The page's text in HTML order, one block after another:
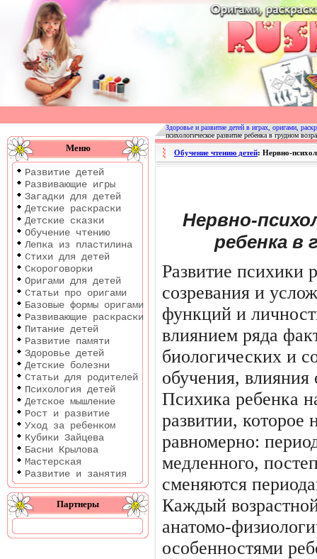
Оригами
|
Раскраски
Развитие
детей
Меню
Развитие детей
Развивающие игры
Загадки для детей
Детские раскраски
Детские сказки
Обучение чтению
Лепка из пластилина
Стихи для детей
Скороговорки
Оригами для детей
Статьи про оригами
Базовые формы оригами
Развивающие раскраски
Питание детей
Развитие памяти
Здоровье детей
Детские болезни
Статьи для родителей
Психология детей
Детское мышление
Рост и развитие
Уход за ребенком
Кубики Зайцева
Басни Крылова
Мастерская
Развитие и занятия
Партнеры
Здоровье и развитие детей в играх, оригами,
психологическое развитие ребенка в грудном
Обучение чтению детей: Нервно-
Нервно-
ребенка в
Развитие психики
со­зревания и
функций и
влиянием ряда
биологических и
обучения,
Психи­ка ребенка
развитии, кото­рое
равномерно:
медленного,
сменяют­ся
Каждый
анатомо-
особенностями